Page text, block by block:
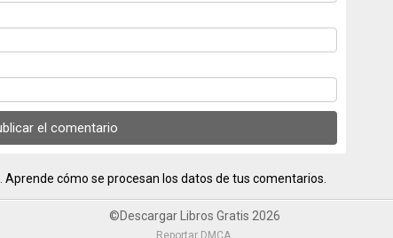
Aprende cómo se procesan los datos de tus comentarios.
©Descargar Libros Gratis 2026
Reportar DMCA